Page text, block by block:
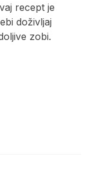
recept je
doživljaj
zobi.